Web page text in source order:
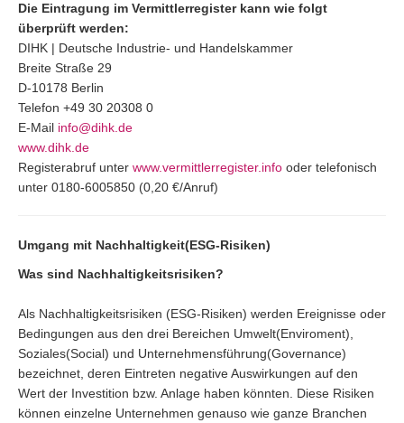
Die Eintragung im Vermittlerregister kann wie folgt
überprüft werden:
DIHK | Deutsche Industrie- und Handelskammer
Breite Straße 29
D-10178 Berlin
Telefon +49 30 20308 0
E-Mail info@dihk.de
www.dihk.de
Registerabruf unter www.vermittlerregister.info oder telefonisch
unter 0180-6005850 (0,20 €/Anruf)
Umgang mit Nachhaltigkeit(ESG-Risiken)
Was sind Nachhaltigkeitsrisiken?
Als Nachhaltigkeitsrisiken (ESG-Risiken) werden Ereignisse oder
Bedingungen aus den drei Bereichen Umwelt(Enviroment),
Soziales(Social) und Unternehmensführung(Governance)
bezeichnet, deren Eintreten negative Auswirkungen auf den
Wert der Investition bzw. Anlage haben könnten. Diese Risiken
können einzelne Unternehmen genauso wie ganze Branchen